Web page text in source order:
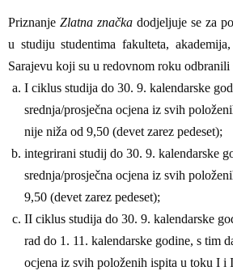
Priznanje Zlatna značka dodjeljuje se za
u studiju studentima fakulteta,
Sarajevu koji su u redovnom roku
I ciklus studija do 30. 9. kalendarske
srednja/prosječna ocjena iz svih
nije niža od 9,50 (devet zarez pedeset);
integrirani studij do 30. 9. kalendarske
srednja/prosječna ocjena iz svih
9,50 (devet zarez pedeset);
II ciklus studija do 30. 9. kalendarske
rad do 1. 11. kalendarske godine, s tim
ocjena iz svih položenih ispita u toku I i